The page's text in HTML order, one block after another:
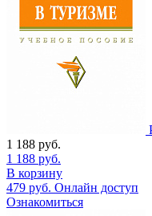
1 188 руб.
1 188 руб.
В корзину
479 руб. Онлайн доступ
Ознакомиться